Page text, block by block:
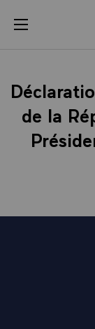
menu
de la
Panneau de